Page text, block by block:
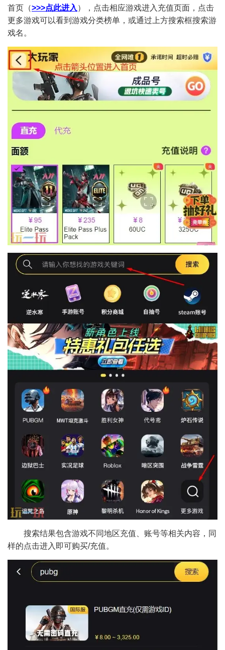
首页（>>>点此进入 ），点击相应游戏进入充值页面，点击
更多游戏可以看到游戏分类榜单，或通过上方搜索框搜索游
戏名。
搜索结果包含游戏不同地区充值、账号等相关内容，同
样的点击进入即可购买/充值。